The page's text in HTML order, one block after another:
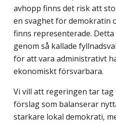
avhopp finns det risk att
en svaghet för demokratin
finns representerade.
genom så kallade
för att vara administrativt
ekonomiskt försvarbara.
Vi vill att regeringen tar
förslag som balanserar
starkare lokal demokrati,